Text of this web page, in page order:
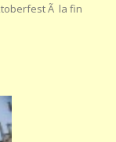
Ã la fin